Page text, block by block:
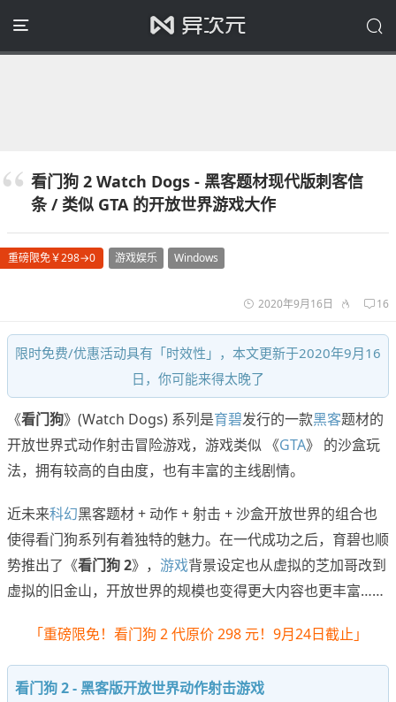
看门狗 2 Watch Dogs - 黑客题材现代版刺客信
条 / 类似 GTA 的开放世界游戏大作
重磅限免￥298→0 游戏娱乐 Windows
2020年9月16日 16
限时免费/优惠活动具有「时效性」，本文更新于2020年9月16
日，你可能来得太晚了
《看门狗》(Watch Dogs) 系列是育碧发行的一款黑客题材的
开放世界式动作射击冒险游戏，游戏类似 《GTA》 的沙盒玩
法，拥有较高的自由度，也有丰富的主线剧情。
近未来科幻黑客题材 + 动作 + 射击 + 沙盒开放世界的组合也
使得看门狗系列有着独特的魅力。在一代成功之后，育碧也顺
势推出了《看门狗 2》， 游戏背景设定也从虚拟的芝加哥改到
虚拟的旧金山，开放世界的规模也变得更大内容也更丰富……
「重磅限免！看门狗 2 代原价 298 元！9月24日截止」
看门狗 2 - 黑客版开放世界动作射击游戏